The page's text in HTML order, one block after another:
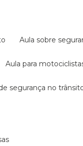
aula sobre
aula para
de segurança no